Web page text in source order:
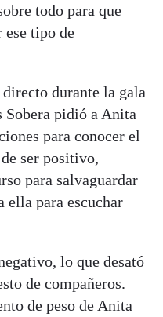
todo para que
ese tipo de
durante la gala
Sobera pidió a Anita
para conocer el
ser positivo,
para salvaguardar
ella para escuchar
lo que desató
de compañeros.
de peso de Anita